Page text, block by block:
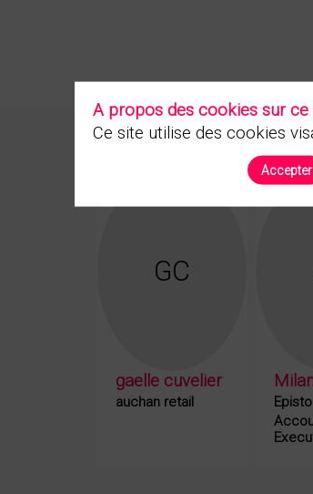
GC
gaelle cuvelier
auchan retail
Episto
A propos des cookies sur ce
Ce site utilise des cookies
Accepter